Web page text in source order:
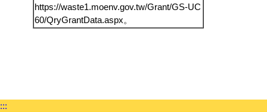
https://waste1.moenv.gov.tw/Grant/GS-UC
60/QryGrantData.aspx。
:::